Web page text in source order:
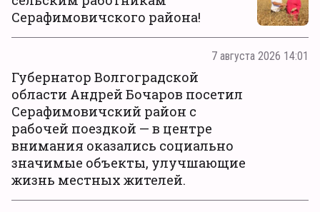
Серафимовичского района!
7 августа 2026 14:01
Губернатор Волгоградской
области Андрей Бочаров посетил
Серафимовичский район с
рабочей поездкой — в центре
внимания оказались социально
значимые объекты, улучшающие
жизнь местных жителей.